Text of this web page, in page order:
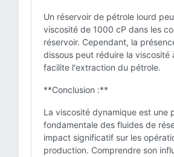
Un réservoir de pétrole lourd
viscosité de 1000 cP dans les
réservoir. Cependant, la
dissous peut réduire la viscosité
facilite l'extraction du pétrole.
**Conclusion :**
La viscosité dynamique est une
fondamentale des fluides de
impact significatif sur les
production. Comprendre son